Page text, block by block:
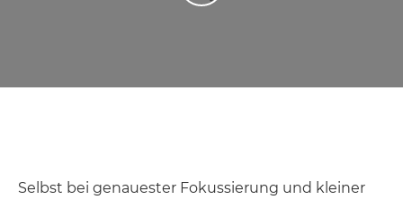
Selbst bei genauester Fokussierung und kleiner